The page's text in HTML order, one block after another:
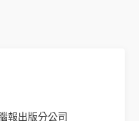
報出版分公司